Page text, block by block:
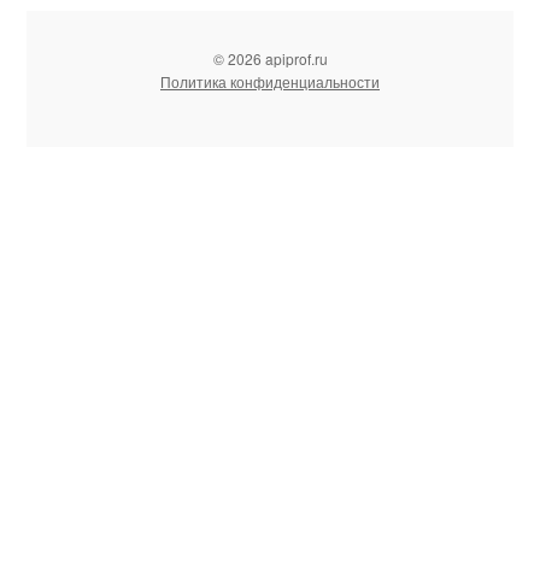
© 2026 apiprof.ru
Политика конфиденциальности